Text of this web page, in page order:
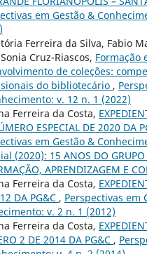
em Gestão &
Ferreira da Silva, Fabio
Cruz-Riascos, Formação
de coleções:
do bibliotecário ,
v. 12 n. 1 (2022)
Ferreira da Costa,
ESPECIAL DE 2020 DA
em Gestão &
(2020): 15 ANOS DO GRUPO
APRENDIZAGEM E
Ferreira da Costa,
DA PG&C , Perspectivas em
v. 2 n. 1 (2012)
Ferreira da Costa,
2 DE 2014 DA PG&C ,